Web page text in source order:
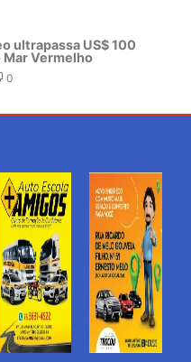
ultrapassa US$ 100
Mar Vermelho
0